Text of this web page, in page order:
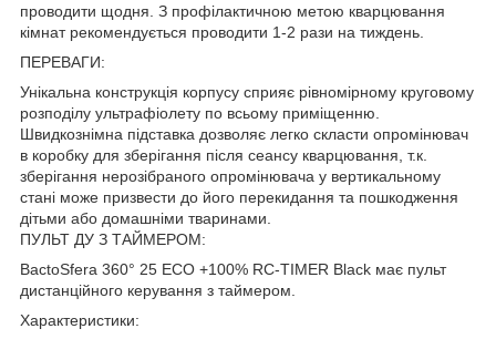
проводити щодня. З профілактичною метою кварцювання
кімнат рекомендується проводити 1-2 рази на тиждень.
ПЕРЕВАГИ:
Унікальна конструкція корпусу сприяє рівномірному круговому
розподілу ультрафіолету по всьому приміщенню.
Швидкознімна підставка дозволяє легко скласти опромінювач
в коробку для зберігання після сеансу кварцювання, т.к.
зберігання нерозібраного опромінювача у вертикальному
стані може призвести до його перекидання та пошкодження
дітьми або домашніми тваринами.
ПУЛЬТ ДУ З ТАЙМЕРОМ:
BactoSfera 360° 25 ECO +100% RC-TIMER Black має пульт
дистанційного керування з таймером.
Характеристики: